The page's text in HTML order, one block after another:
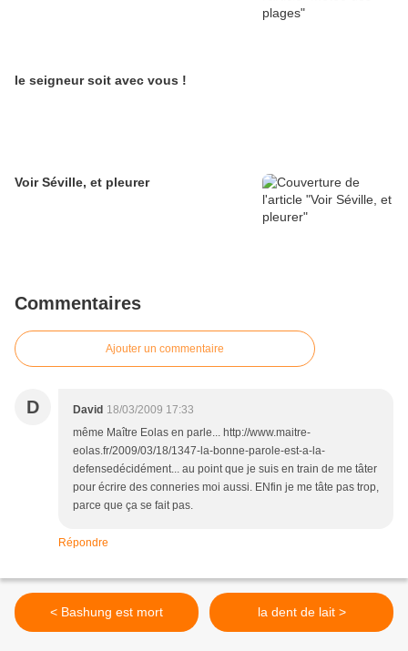
le seigneur soit avec vous !
Voir Séville, et pleurer
Commentaires
Ajouter un commentaire
D David 18/03/2009 17:33
même Maître Eolas en parle... http://www.maitre-
eolas.fr/2009/03/18/1347-la-bonne-parole-est-a-la-
defensedécidément... au point que je suis en train de me tâter
pour écrire des conneries moi aussi. ENfin je me tâte pas trop,
parce que ça se fait pas.
Répondre
< Bashung est mort la dent de lait >